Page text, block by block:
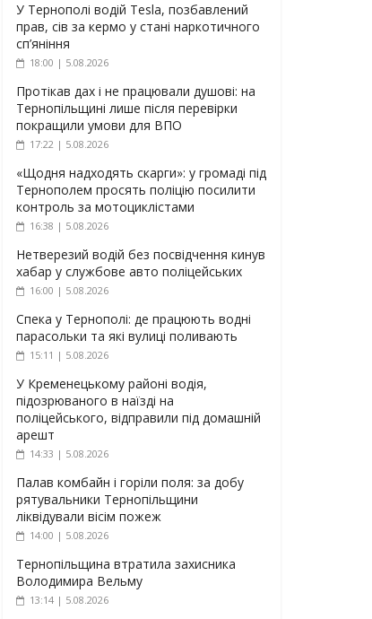
У Тернополі водій Tesla, позбавлений
прав, сів за кермо у стані наркотичного
сп’яніння
18:00 | 5.08.2026
Протікав дах і не працювали душові: на
Тернопільщині лише після перевірки
покращили умови для ВПО
17:22 | 5.08.2026
«Щодня надходять скарги»: у громаді під
Тернополем просять поліцію посилити
контроль за мотоциклістами
16:38 | 5.08.2026
Нетверезий водій без посвідчення кинув
хабар у службове авто поліцейських
16:00 | 5.08.2026
Спека у Тернополі: де працюють водні
парасольки та які вулиці поливають
15:11 | 5.08.2026
У Кременецькому районі водія,
підозрюваного в наїзді на
поліцейського, відправили під домашній
арешт
14:33 | 5.08.2026
Палав комбайн і горіли поля: за добу
рятувальники Тернопільщини
ліквідували вісім пожеж
14:00 | 5.08.2026
Тернопільщина втратила захисника
Володимира Вельму
13:14 | 5.08.2026